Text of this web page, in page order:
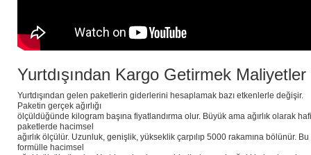
Yurtdışından Kargo Getirmek Maliyetler
Yurtdışından gelen paketlerin giderlerini hesaplamak bazı etkenlerle değişir.
Paketin gerçek ağırlığı
ölçüldüğünde kilogram başına fiyatlandırma olur. Büyük ama ağırlık olarak
paketlerde hacimsel
ağırlık ölçülür. Uzunluk, genişlik, yükseklik çarpılıp 5000 rakamına bölünür. Bu
formülle hacimsel